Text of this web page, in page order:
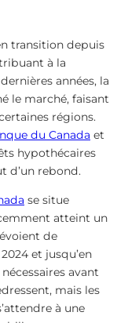
transition depuis
à la
années, la
le marché, faisant
régions.
du Canada et
hypothécaires
d’un rebond.
se situe
atteint un
de
et jusqu’en
avant
mais les
à une